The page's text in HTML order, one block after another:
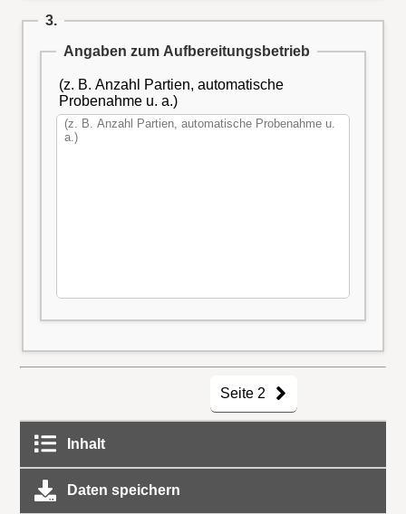
3.
Angaben zum Aufbereitungsbetrieb
(z. B. Anzahl Partien, automatische
Probenahme u. a.)
Seite 2
Inhalt
Daten speichern